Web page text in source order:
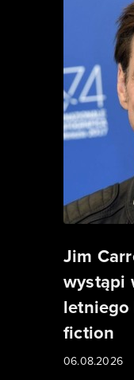
Jim
wystąpi
fiction
06.08.2026